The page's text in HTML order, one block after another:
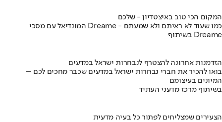
המקום הכי טוב באיצטדיון - שלכם
המונדיאל עם מסכי Dreame - כמו שעוד לא ראיתם ולא שמעתם
בשיתוף Dreame
הזדמנות אחרונה להצטרף לנבחרות ישראל במדעים
בואו להכיר את חברי נבחרות ישראל במדעים שכבר מחכים לכם –
המיונים בעיצומם
בשיתוף מרכז מדעני העתיד
הצעירים שמצליחים לפתור כל בעיה מדעית